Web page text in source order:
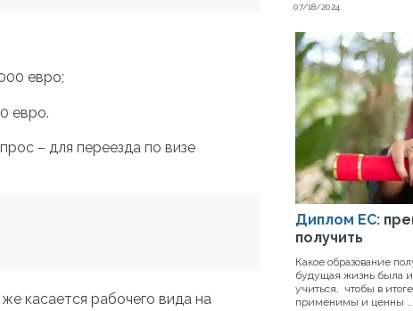
евро;
евро.
– для переезда по визе
касается рабочего вида на
07/18/2024
Диплом ЕС:
получить
Какое образование
будущая жизнь была
учиться, чтобы в
применимы и ценны …